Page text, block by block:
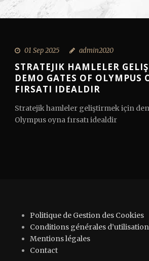
01 Sep 2025 admin2020
STRATEJIK HAMLELER
DEMO GATES OF OLYMPUS
FIRSATI IDEALDIR
Stratejik hamleler geliştirmek için
Olympus oyna fırsatı idealdir
Politique de Gestion des Cookies
Conditions générales d’utilisation
Mentions légales
Contact